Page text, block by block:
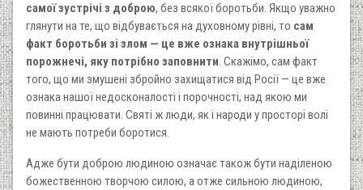
самої зустрічі з доброю, без всякої боротьби. Якщо уважно
глянути на те, що відбувається на духовному рівні, то сам
факт боротьби зі злом — це вже ознака внутрішньої
порожнечі, яку потрібно заповнити. Скажімо, сам факт
того, що ми змушені збройно захищатися від Росії — це вже
ознака нашої недосконалості і порочності, над якою ми
повинні працювати. Святі ж люди, як і народи у просторі волі
не мають потреби боротися.
Адже бути доброю людиною означає також бути наділеною
божественною творчою силою, а отже сильною людиною,